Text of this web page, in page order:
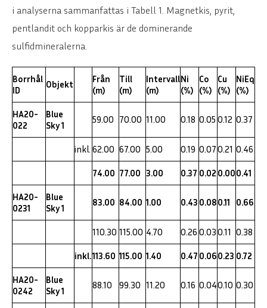
i analyserna sammanfattas i Tabell 1. Magnetkis, pyrit,
pentlandit och kopparkis är de dominerande
sulfidmineralerna.
Borrhål
ID
Objekt
Från
(m)
Till
(m)
Intervall
(m)
Ni
(%)
Co
(%)
Cu
(%)
NiEq
(%)
HA20-
022
Blue
Sky 1
59.00 70.00 11.00 0.18 0.05 0.12 0.37
inkl. 62.00 67.00 5.00 0.19 0.070.21 0.46
74.00 77.00 3.00 0.37 0.02 0.000.41
HA20-
0231
Blue
Sky 1
83.00 84.00 1.00 0.43 0.080.11 0.66
110.30 115.00 4.70 0.26 0.030.11 0.38
inkl.113.60 115.00 1.40 0.47 0.060.23 0.72
HA20-
0242
Blue
Sky 1
88.10 99.30 11.20 0.16 0.040.10 0.30